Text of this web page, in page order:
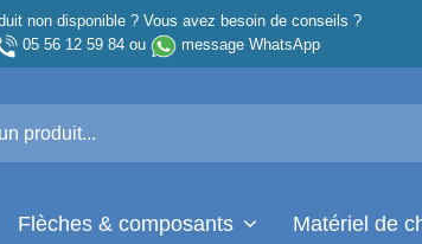
non disponible ? Vous avez besoin de conseils ?
05 56 12 59 84ou message WhatsApp
Flèches & composants Matériel de